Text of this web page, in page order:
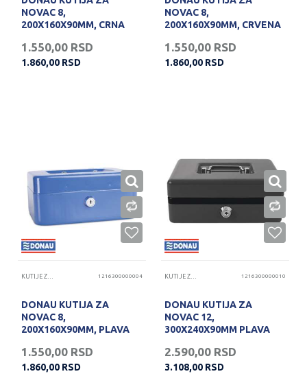
NOVAC 8,
200X160X90MM, CRNA
1.550,00 RSD
1.860,00 RSD
NOVAC 8,
200X160X90MM, CRVENA
1.550,00 RSD
1.860,00 RSD
KUTIJE ZA NOVAC 1216300000004
DONAU KUTIJA ZA
NOVAC 8,
200X160X90MM, PLAVA
1.550,00 RSD
1.860,00 RSD
KUTIJE ZA NOVAC 1216300000010
DONAU KUTIJA ZA
NOVAC 12,
300X240X90MM PLAVA
2.590,00 RSD
3.108,00 RSD